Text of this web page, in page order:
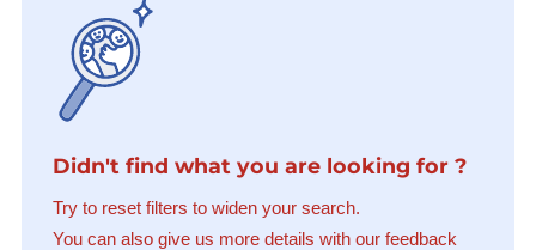
Didn't find what you are looking for ?
Try to reset filters to widen your search.
You can also give us more details with our feedback